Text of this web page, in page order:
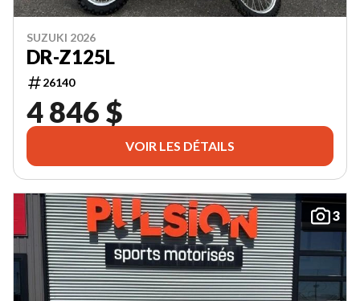
SUZUKI 2026
DR-Z125L
26140
4 846 $
VOIR LES DÉTAILS
3